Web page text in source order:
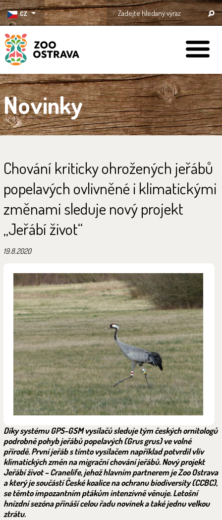
CZ
ZOO Ostrava
Novinky
Chování kriticky ohrožených jeřábů
popelavých ovlivněné i klimatickými
změnami sleduje nový projekt
„Jeřábí život“
19.8.2020
Díky systému GPS-GSM vysílačů sleduje tým českých ornitologů
podrobně pohyb jeřábů popelavých (Grus grus) ve volné
přírodě. První jeřáb s tímto vysílačem například potvrdil vliv
klimatických změn na migrační chování jeřábů. Nový projekt
Jeřábí život – Cranelife, jehož hlavním partnerem je Zoo Ostrava
a který je součástí České koalice na ochranu biodiversity (CCBC),
se těmto impozantním ptákům intenzivně věnuje. Letošní
hnízdní sezóna přináší celou řadu novinek a také jednu velkou
ztrátu.